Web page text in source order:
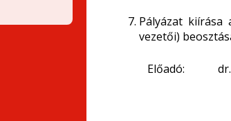
Pályázat kiírása
vezetői)
Előadó: dr.